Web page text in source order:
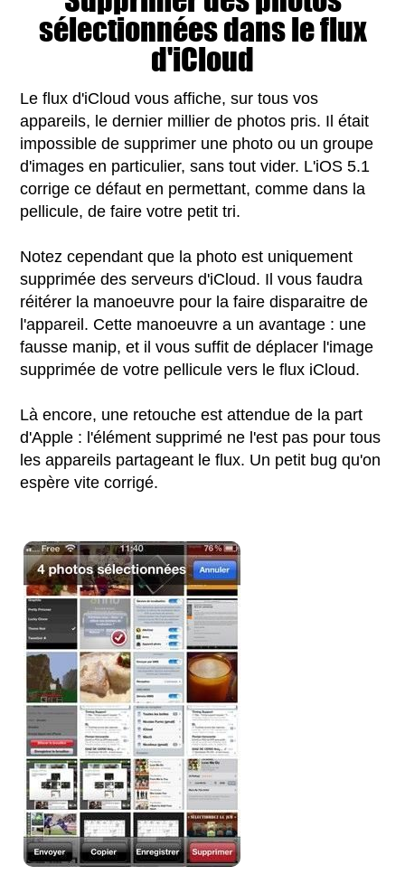
sélectionnées dans le flux
d'iCloud
Le flux d'iCloud vous affiche, sur tous vos
appareils, le dernier millier de photos pris. Il était
impossible de supprimer une photo ou un groupe
d'images en particulier, sans tout vider. L'iOS 5.1
corrige ce défaut en permettant, comme dans la
pellicule, de faire votre petit tri.
Notez cependant que la photo est uniquement
supprimée des serveurs d'iCloud. Il vous faudra
réitérer la manoeuvre pour la faire disparaitre de
l'appareil. Cette manoeuvre a un avantage : une
fausse manip, et il vous suffit de déplacer l'image
supprimée de votre pellicule vers le flux iCloud.
Là encore, une retouche est attendue de la part
d'Apple : l'élément supprimé ne l'est pas pour tous
les appareils partageant le flux. Un petit bug qu'on
espère vite corrigé.